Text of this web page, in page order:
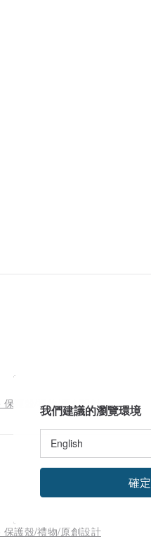
護殼/禮物/原創設計
護殼/禮物/原創設計
我們建議的瀏覽環境
確定